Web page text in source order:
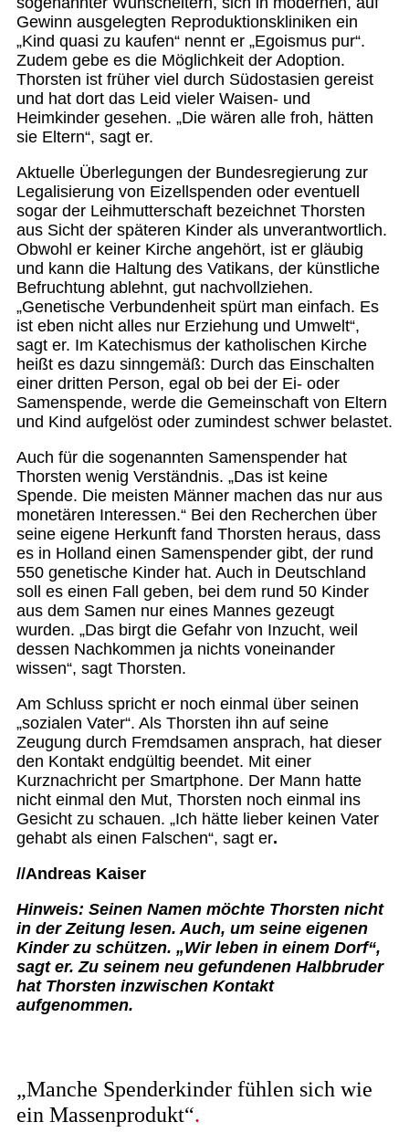
Gewinn ausgelegten Reproduktionskliniken ein
„Kind quasi zu kaufen“ nennt er „Egoismus pur“.
Zudem gebe es die Möglichkeit der Adoption.
Thorsten ist früher viel durch Südostasien gereist
und hat dort das Leid vieler Waisen- und
Heimkinder gesehen. „Die wären alle froh, hätten
sie Eltern“, sagt er.
Aktuelle Überlegungen der Bundesregierung zur
Legalisierung von Eizellspenden oder eventuell
sogar der Leihmutterschaft bezeichnet Thorsten
aus Sicht der späteren Kinder als unverantwortlich.
Obwohl er keiner Kirche angehört, ist er gläubig
und kann die Haltung des Vatikans, der künstliche
Befruchtung ablehnt, gut nachvollziehen.
„Genetische Verbundenheit spürt man einfach. Es
ist eben nicht alles nur Erziehung und Umwelt“,
sagt er. Im Katechismus der katholischen Kirche
heißt es dazu sinngemäß: Durch das Einschalten
einer dritten Person, egal ob bei der Ei- oder
Samenspende, werde die Gemeinschaft von Eltern
und Kind aufgelöst oder zumindest schwer belastet.
Auch für die sogenannten Samenspender hat
Thorsten wenig Verständnis. „Das ist keine
Spende. Die meisten Männer machen das nur aus
monetären Interessen.“ Bei den Recherchen über
seine eigene Herkunft fand Thorsten heraus, dass
es in Holland einen Samenspender gibt, der rund
550 genetische Kinder hat. Auch in Deutschland
soll es einen Fall geben, bei dem rund 50 Kinder
aus dem Samen nur eines Mannes gezeugt
wurden. „Das birgt die Gefahr von Inzucht, weil
dessen Nachkommen ja nichts voneinander
wissen“, sagt Thorsten.
Am Schluss spricht er noch einmal über seinen
„sozialen Vater“. Als Thorsten ihn auf seine
Zeugung durch Fremdsamen ansprach, hat dieser
den Kontakt endgültig beendet. Mit einer
Kurznachricht per Smartphone. Der Mann hatte
nicht einmal den Mut, Thorsten noch einmal ins
Gesicht zu schauen. „Ich hätte lieber keinen Vater
gehabt als einen Falschen“, sagt er.
//Andreas Kaiser
Hinweis: Seinen Namen möchte Thorsten nicht
in der Zeitung lesen. Auch, um seine eigenen
Kinder zu schützen. „Wir leben in einem Dorf“,
sagt er. Zu seinem neu gefundenen Halbbruder
hat Thorsten inzwischen Kontakt
aufgenommen.
„Manche Spenderkinder fühlen sich wie
ein Massenprodukt“